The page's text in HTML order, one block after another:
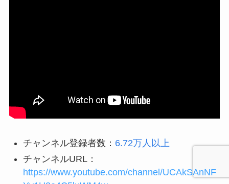
チャンネル登録者数： 6.72万人以上
チャンネルURL：
https://www.youtube.com/channel/UCAkSAnNF